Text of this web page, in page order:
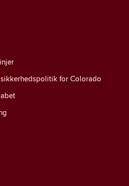
for Colorado